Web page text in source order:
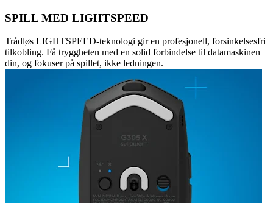
SPILL MED LIGHTSPEED
Trådløs LIGHTSPEED-teknologi gir en profesjonell, forsinkelsesfri
tilkobling. Få tryggheten med en solid forbindelse til datamaskinen
din, og fokuser på spillet, ikke ledningen.